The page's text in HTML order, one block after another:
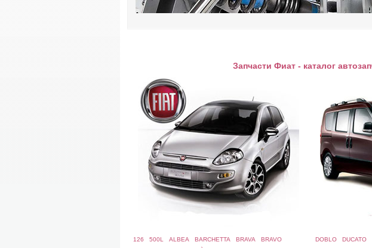
Запчасти Фиат - каталог
126 500L ALBEA BARCHETTA BRAVA BRAVO
DOBLO DUCATO